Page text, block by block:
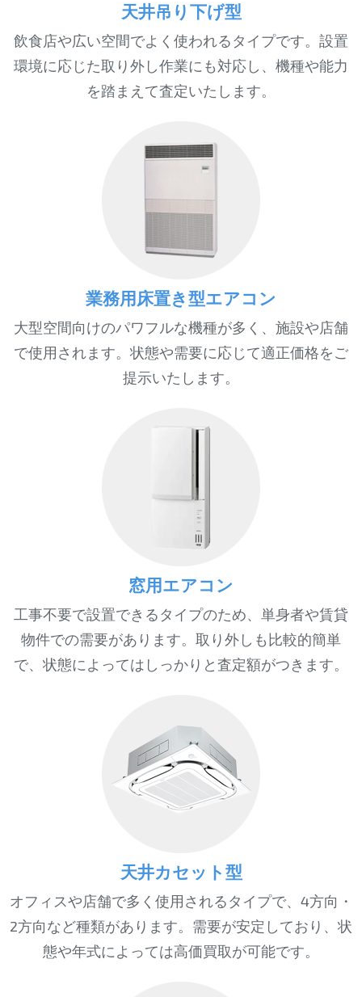
天井吊り下げ型
飲食店や広い空間でよく使われるタイプです。設置
環境に応じた取り外し作業にも対応し、機種や能力
を踏まえて査定いたします。
業務用床置き型エアコン
大型空間向けのパワフルな機種が多く、施設や店舗
で使用されます。状態や需要に応じて適正価格をご
提示いたします。
窓用エアコン
工事不要で設置できるタイプのため、単身者や賃貸
物件での需要があります。取り外しも比較的簡単
で、状態によってはしっかりと査定額がつきます。
天井カセット型
オフィスや店舗で多く使用されるタイプで、4方向・
2方向など種類があります。需要が安定しており、状
態や年式によっては高価買取が可能です。